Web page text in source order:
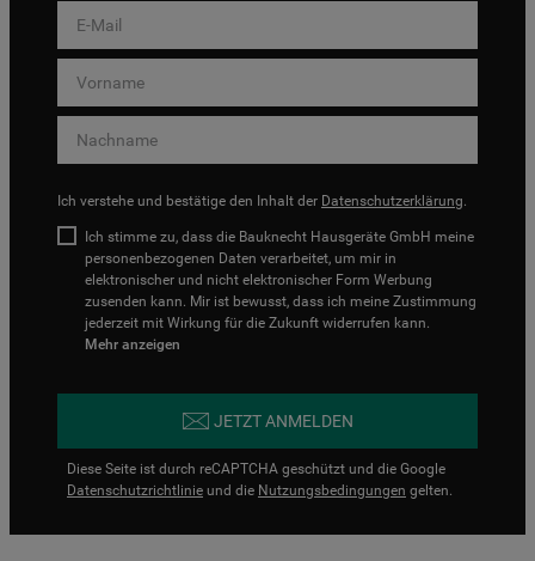
Ich verstehe und bestätige den Inhalt der Datenschutzerklärung.
Ich stimme zu, dass die Bauknecht Hausgeräte GmbH meine
personenbezogenen Daten verarbeitet, um mir in
elektronischer und nicht elektronischer Form Werbung
zusenden kann. Mir ist bewusst, dass ich meine Zustimmung
jederzeit mit Wirkung für die Zukunft widerrufen kann.
Mehr anzeigen
JETZT ANMELDEN
Diese Seite ist durch reCAPTCHA geschützt und die Google
Datenschutzrichtlinie und die Nutzungsbedingungen gelten.